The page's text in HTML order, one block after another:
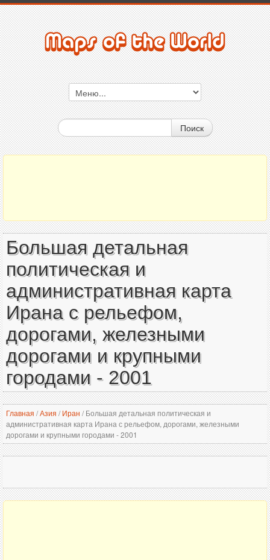
Поиск
Большая детальная
политическая и
административная карта
Ирана с рельефом,
дорогами, железными
дорогами и крупными
городами - 2001
Главная /Азия / Иран /Большая детальная политическая и
административная карта Ирана с рельефом, дорогами, железными
дорогами и крупными городами - 2001